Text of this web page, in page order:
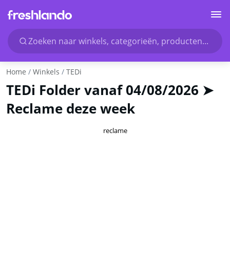
Zoeken naar winkels, categorieën, producten...
Home Winkels TEDi
TEDi Folder vanaf 04/08/2026 ➤
Reclame deze week
reclame